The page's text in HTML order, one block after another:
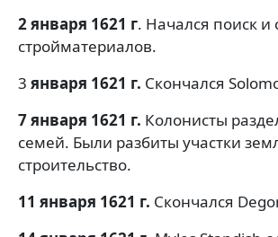
2 января 1621 г. Начался поиск и
стройматериалов.
3 января 1621 г. Скончался
7 января 1621 г. Колонисты
семей. Были разбиты участки
строительство.
11 января 1621 г. Скончался